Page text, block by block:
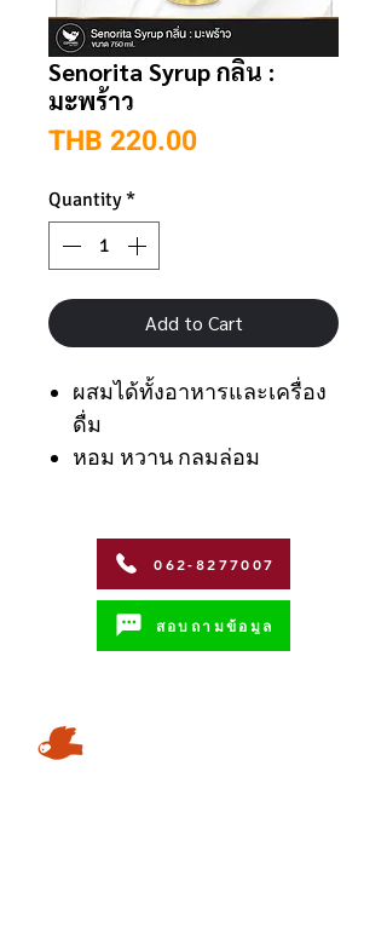
Senorita Syrup กลิ่น :
มะพร้าว
THB 220.00Price
Quantity *
Add to Cart
ผสมได้ทั้งอาหารและเครื่อง
ดื่ม
หอม หวาน กลมล่อม
062-8277007
สอบถามข้อมูล